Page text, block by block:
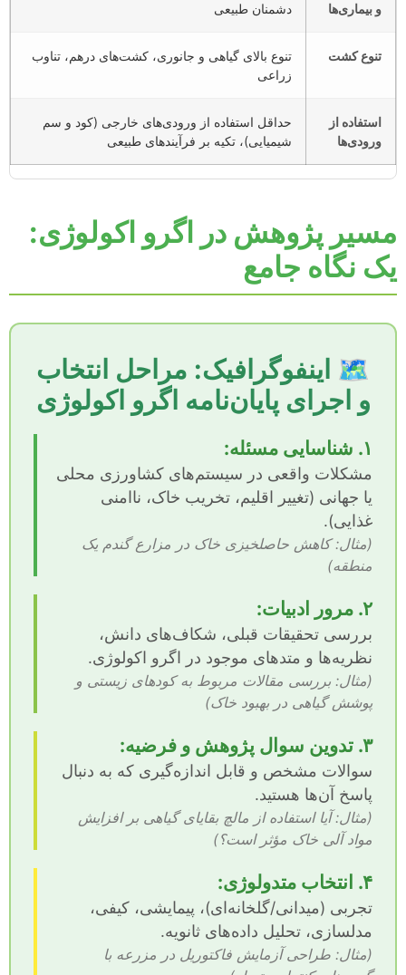
و بیماری‌ها
دشمنان طبیعی
تنوع کشت
تنوع بالای گیاهی و جانوری، کشت‌های درهم، تناوب
زراعی
استفاده از
ورودی‌ها
حداقل استفاده از ورودی‌های خارجی (کود و سم
شیمیایی)، تکیه بر فرآیندهای طبیعی
مسیر پژوهش در اگرو اکولوژی:
یک نگاه جامع
🗺️ اینفوگرافیک: مراحل انتخاب
و اجرای پایان‌نامه اگرو اکولوژی
۱. شناسایی مسئله:
مشکلات واقعی در سیستم‌های کشاورزی محلی
یا جهانی (تغییر اقلیم، تخریب خاک، ناامنی
غذایی).
(مثال: کاهش حاصلخیزی خاک در مزارع گندم یک
منطقه)
۲. مرور ادبیات:
بررسی تحقیقات قبلی، شکاف‌های دانش،
نظریه‌ها و متدهای موجود در اگرو اکولوژی.
(مثال: بررسی مقالات مربوط به کودهای زیستی و
پوشش گیاهی در بهبود خاک)
۳. تدوین سوال پژوهش و فرضیه:
سوالات مشخص و قابل اندازه‌گیری که به دنبال
پاسخ آن‌ها هستید.
(مثال: آیا استفاده از مالچ بقایای گیاهی بر افزایش
مواد آلی خاک مؤثر است؟)
۴. انتخاب متدولوژی:
تجربی (میدانی/گلخانه‌ای)، پیمایشی، کیفی،
مدلسازی، تحلیل داده‌های ثانویه.
(مثال: طراحی آزمایش فاکتوریل در مزرعه با